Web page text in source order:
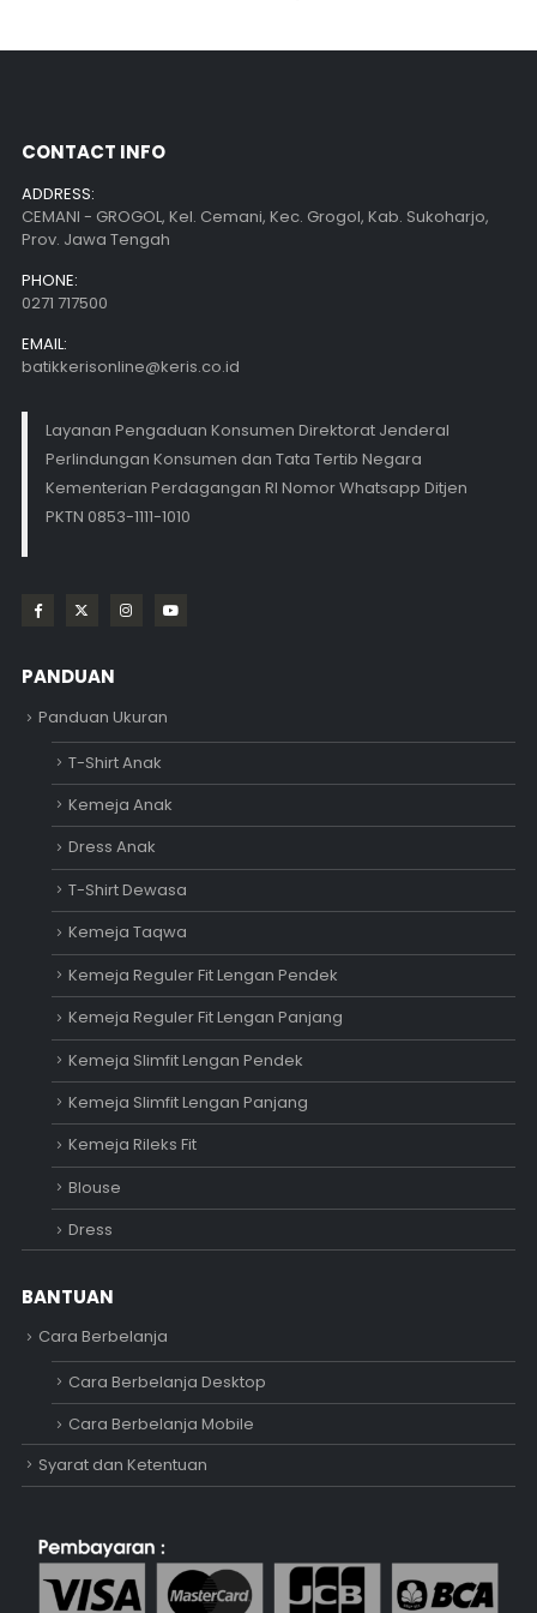
CONTACT INFO
ADDRESS:
CEMANI - GROGOL, Kel. Cemani, Kec. Grogol, Kab. Sukoharjo,
Prov. Jawa Tengah
PHONE:
0271 717500
EMAIL:
batikkerisonline@keris.co.id
Layanan Pengaduan Konsumen Direktorat Jenderal
Perlindungan Konsumen dan Tata Tertib Negara
Kementerian Perdagangan RI Nomor Whatsapp Ditjen
PKTN 0853-1111-1010
PANDUAN
Panduan Ukuran
T-Shirt Anak
Kemeja Anak
Dress Anak
T-Shirt Dewasa
Kemeja Taqwa
Kemeja Reguler Fit Lengan Pendek
Kemeja Reguler Fit Lengan Panjang
Kemeja Slimfit Lengan Pendek
Kemeja Slimfit Lengan Panjang
Kemeja Rileks Fit
Blouse
Dress
BANTUAN
Cara Berbelanja
Cara Berbelanja Desktop
Cara Berbelanja Mobile
Syarat dan Ketentuan